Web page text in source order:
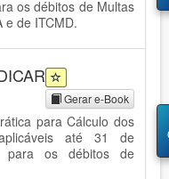
os débitos de Multas
e de ITCMD.
Gerar e-Book
para Cálculo dos
até 31 de
para os débitos de